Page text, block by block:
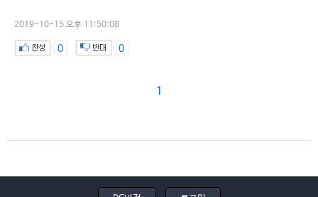
2019-10-15 오후 11:50:08
0 0
1